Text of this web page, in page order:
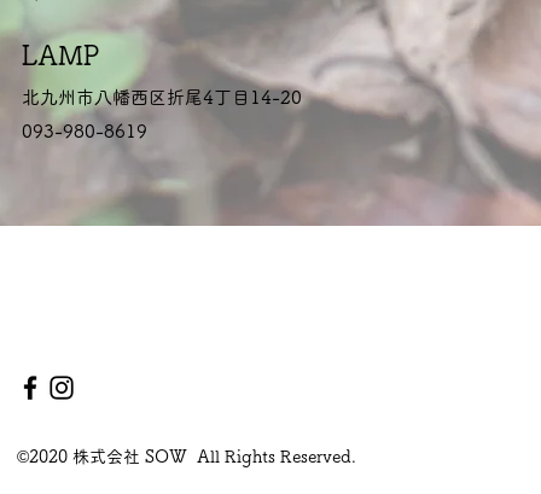
LAMP
北九州市八幡西区折尾4丁目14-20
093-980-8619
©2020 株式会社 SOW All Rights Reserved.